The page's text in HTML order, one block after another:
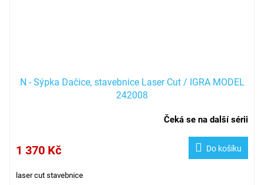
N - Sýpka Dačice, stavebnice Laser Cut / IGRA MODEL
242008
Čeká se na další sérii
1 370 Kč Do košíku
laser cut stavebnice